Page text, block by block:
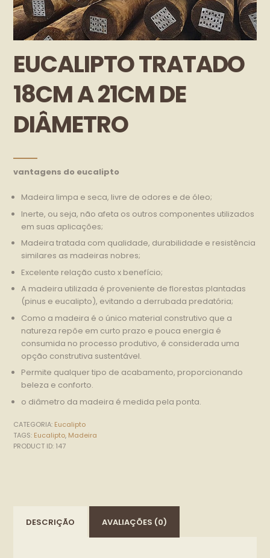
EUCALIPTO TRATADO
18CM A 21CM DE
DIÂMETRO
vantagens do eucalipto
Madeira limpa e seca, livre de odores e de óleo;
Inerte, ou seja, não afeta os outros componentes utilizados
em suas aplicações;
Madeira tratada com qualidade, durabilidade e resistência
similares as madeiras nobres;
Excelente relação custo x benefício;
A madeira utilizada é proveniente de florestas plantadas
(pinus e eucalipto), evitando a derrubada predatória;
Como a madeira é o único material construtivo que a
natureza repõe em curto prazo e pouca energia é
consumida no processo produtivo, é considerada uma
opção construtiva sustentável.
Permite qualquer tipo de acabamento, proporcionando
beleza e conforto.
o diâmetro da madeira é medida pela ponta.
CATEGORIA: Eucalipto
TAGS: Eucalipto, Madeira
PRODUCT ID: 147
DESCRIÇÃO AVALIAÇÕES (0)